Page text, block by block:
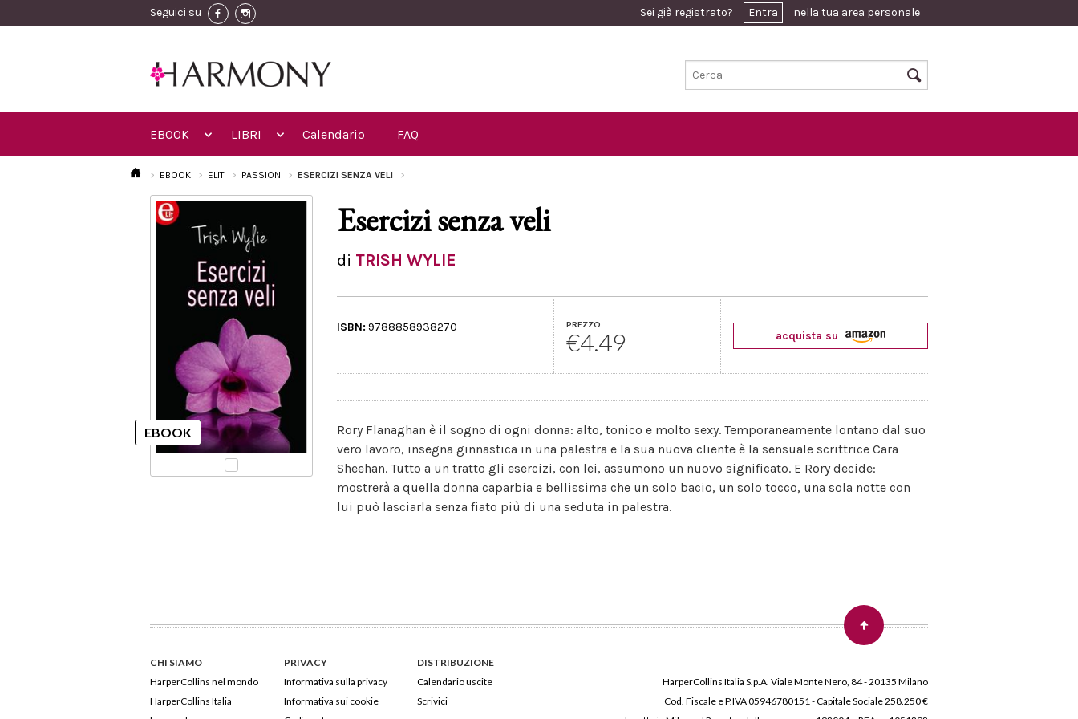
Seguici su Sei già registrato? Entra nella tua area personale
EBOOK LIBRI Calendario FAQ
EBOOK ELIT PASSION ESERCIZI SENZA VELI
Esercizi senza veli
di TRISH WYLIE
ISBN: 9788858938270 PREZZO
€4.49 acquista su
Rory Flanaghan è il sogno di ogni donna: alto, tonico e molto sexy. Temporaneamente lontano dal suo
vero lavoro, insegna ginnastica in una palestra e la sua nuova cliente è la sensuale scrittrice Cara
Sheehan. Tutto a un tratto gli esercizi, con lei, assumono un nuovo significato. E Rory decide:
mostrerà a quella donna caparbia e bellissima che un solo bacio, un solo tocco, una sola notte con
lui può lasciarla senza fiato più di una seduta in palestra.
CHI SIAMO
HarperCollins nel mondo
HarperCollins Italia
PRIVACY
Informativa sulla privacy
Informativa sui cookie
DISTRIBUZIONE
Calendario uscite
Scrivici
HarperCollins Italia S.p.A. Viale Monte Nero, 84 - 20135 Milano
Cod. Fiscale e P.IVA 05946780151 - Capitale Sociale 258.250 €